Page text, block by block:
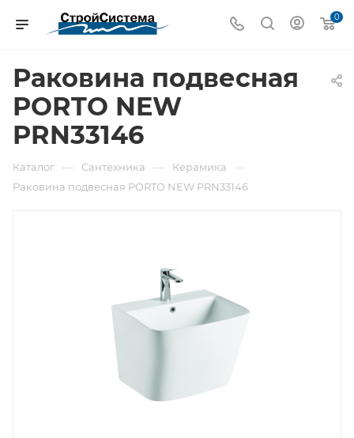
0
Раковина подвесная
PORTO NEW
PRN33146
Каталог — Сантехника — Керамика —
Раковина подвесная PORTO NEW PRN33146